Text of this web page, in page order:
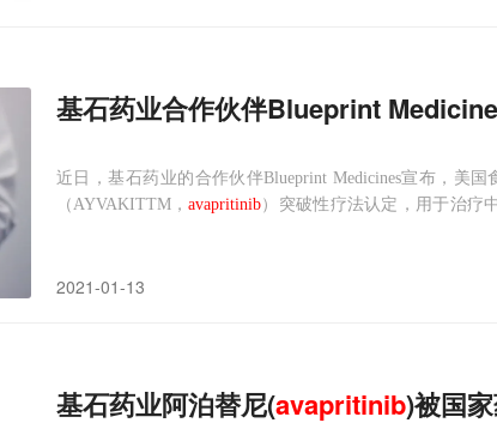
基石药业合作伙伴Blueprint
近日，基石药业的合作伙伴Blueprint Medicines宣布，美
（AYVAKITTM， avapritinib）突破性疗法认定，用于治疗
2021-01-13
基石药业阿泊替尼(avapritinib)被国